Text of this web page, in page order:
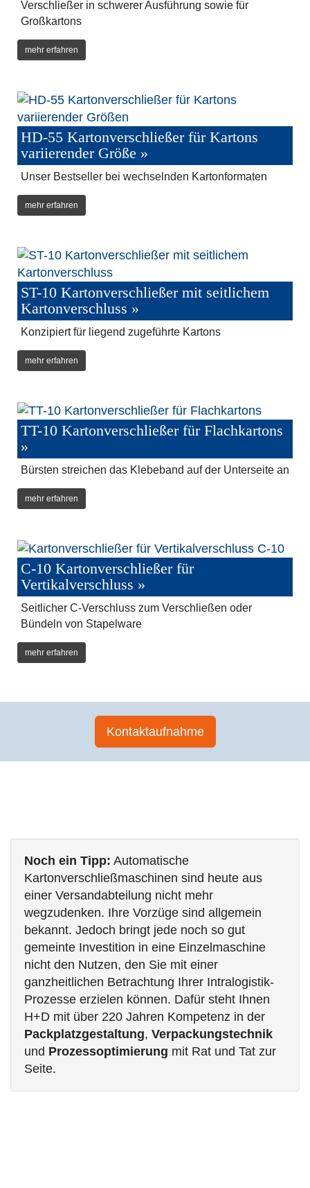
Verschließer in schwerer Ausführung sowie für
Großkartons
mehr erfahren
HD-55 Kartonverschließer für Kartons
variierender Größe »
Unser Bestseller bei wechselnden Kartonformaten
mehr erfahren
ST-10 Kartonverschließer mit seitlichem
Kartonverschluss »
Konzipiert für liegend zugeführte Kartons
mehr erfahren
TT-10 Kartonverschließer für Flachkartons
»
Bürsten streichen das Klebeband auf der Unterseite an
mehr erfahren
C-10 Kartonverschließer für
Vertikalverschluss »
Seitlicher C-Verschluss zum Verschließen oder
Bündeln von Stapelware
mehr erfahren
Kontaktaufnahme
Noch ein Tipp: Automatische
Kartonverschließmaschinen sind heute aus
einer Versandabteilung nicht mehr
wegzudenken. Ihre Vorzüge sind allgemein
bekannt. Jedoch bringt jede noch so gut
gemeinte Investition in eine Einzelmaschine
nicht den Nutzen, den Sie mit einer
ganzheitlichen Betrachtung Ihrer Intralogistik-
Prozesse erzielen können. Dafür steht Ihnen
H+D mit über 220 Jahren Kompetenz in der
Packplatzgestaltung, Verpackungstechnik
und Prozessoptimierung mit Rat und Tat zur
Seite.